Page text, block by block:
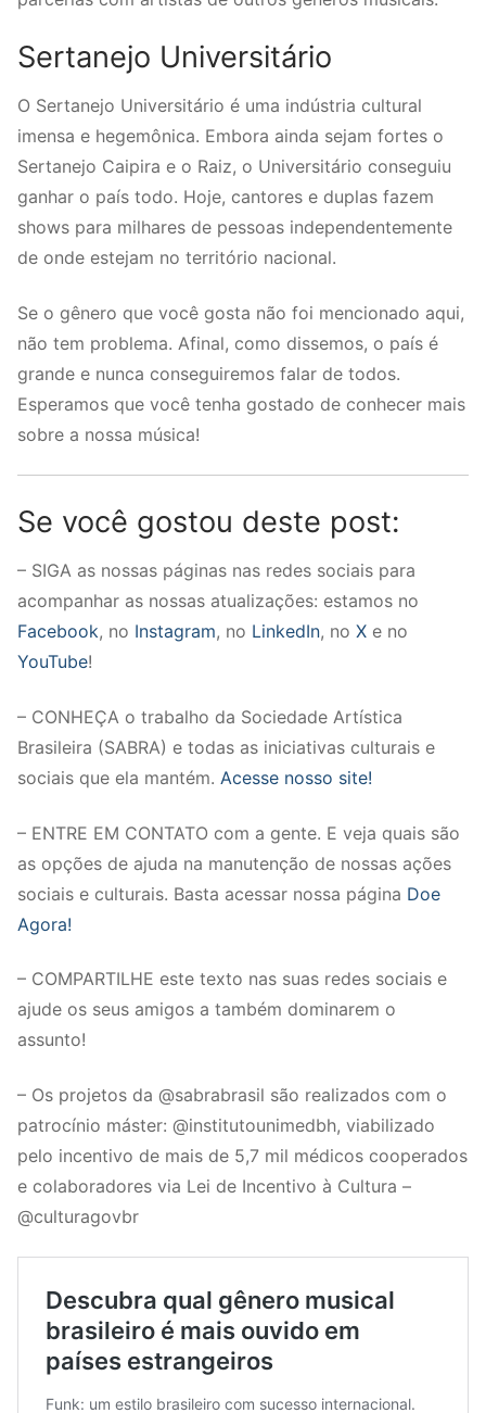
Sertanejo Universitário
O Sertanejo Universitário é uma indústria cultural
imensa e hegemônica. Embora ainda sejam fortes o
Sertanejo Caipira e o Raiz, o Universitário conseguiu
ganhar o país todo. Hoje, cantores e duplas fazem
shows para milhares de pessoas independentemente
de onde estejam no território nacional.
Se o gênero que você gosta não foi mencionado aqui,
não tem problema. Afinal, como dissemos, o país é
grande e nunca conseguiremos falar de todos.
Esperamos que você tenha gostado de conhecer mais
sobre a nossa música!
Se você gostou deste post:
– SIGA as nossas páginas nas redes sociais para
acompanhar as nossas atualizações: estamos no
Facebook, no Instagram, no LinkedIn, no X e no
YouTube!
– CONHEÇA o trabalho da Sociedade Artística
Brasileira (SABRA) e todas as iniciativas culturais e
sociais que ela mantém. Acesse nosso site!
– ENTRE EM CONTATO com a gente. E veja quais são
as opções de ajuda na manutenção de nossas ações
sociais e culturais. Basta acessar nossa página Doe
Agora!
– COMPARTILHE este texto nas suas redes sociais e
ajude os seus amigos a também dominarem o
assunto!
– Os projetos da @sabrabrasil são realizados com o
patrocínio máster: @institutounimedbh, viabilizado
pelo incentivo de mais de 5,7 mil médicos cooperados
e colaboradores via Lei de Incentivo à Cultura –
@culturagovbr